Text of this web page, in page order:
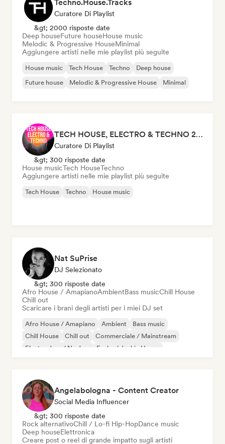
Techno.House.Tracks
Curatore Di Playlist
&gt; 2000 risposte date
Deep houseFuture houseHouse music
Melodic & Progressive HouseMinimal
Aggiungere artisti nelle mie playlist più seguite
House music Tech House Techno
Deep house
Future house
Melodic & Progressive House Minimal
TECH HOUSE, ELECTRO & TECHNO 2026 (by Honey, everywhere)
Curatore Di Playlist
&gt; 300 risposte date
House musicTech HouseTechno
Aggiungere artisti nelle mie playlist più seguite
Tech House Techno House music
Nat SuPrise
DJ Selezionato
&gt; 300 risposte date
Afro House / AmapianoAmbientBass musicChill House
Chill out
Scaricare i brani degli artisti per i miei DJ set
Afro House / Amapiano Ambient
Bass music
Chill House
Chill out
Commerciale / Mainstream
Electro Jazz / Nu Jazz
Funky / Jackin House
Angelabologna - Content Creator
Social Media Influencer
&gt; 300 risposte date
Rock alternativoChill / Lo-fi Hip-HopDance music
Deep houseElettronica
Creare post o reel di grande impatto sugli artisti